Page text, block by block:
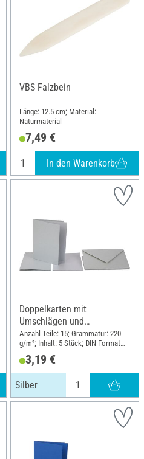
VBS Falzbein
Länge: 12.5 cm; Material:
Naturmaterial
7,49 €
In den Warenkorb
Doppelkarten mit
Umschlägen und
Einlegeblättern, Silber
Anzahl Teile: 15; Grammatur: 220
g/m²; Inhalt: 5 Stück; DIN Format
3,19 €
Silber